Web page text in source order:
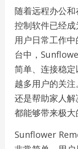
随着远程办公
控制软件已经
用户日常工作
台中，
简单、连接稳
越多用户的关注
还是帮助家人
都能够带来极大
Sunflower